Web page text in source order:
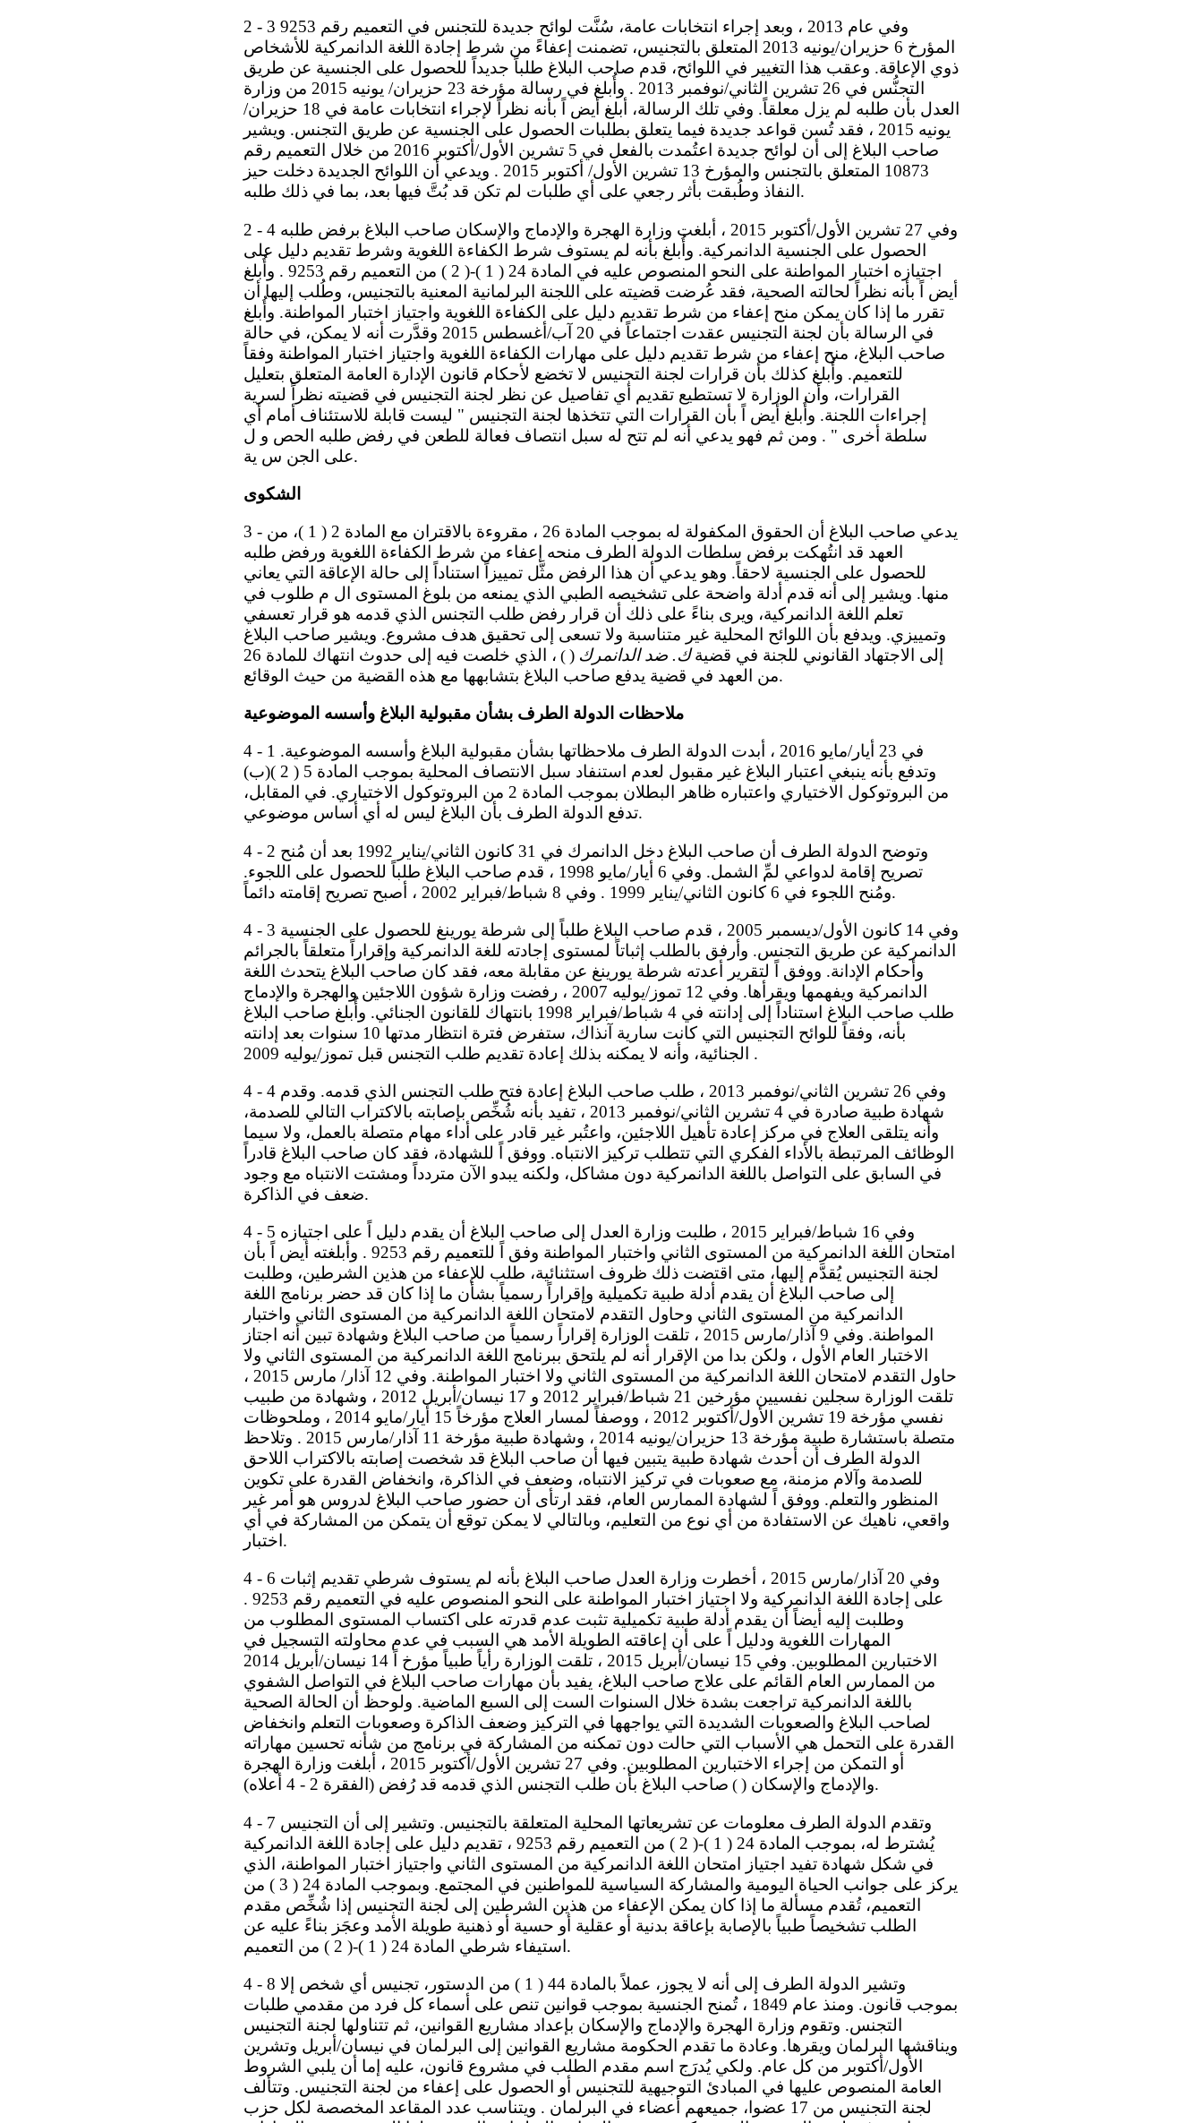
2 - 3 وفي عام 2013 ، وبعد إجراء انتخابات عامة، سُنَّت لوائح جديدة للتجنس في التعميم رقم 9253
المؤرخ 6 حزيران/يونيه 2013 المتعلق بالتجنيس، تضمنت إعفاءً من شرط إجادة اللغة الدانمركية للأشخاص
ذوي الإعاقة. وعقب هذا التغيير في اللوائح، قدم صاحب البلاغ طلباً جديداً للحصول على الجنسية عن طريق
التجنُّس في 26 تشرين الثاني/نوفمبر 2013 . وأُبلغ في رسالة مؤرخة 23 حزيران/ يونيه 2015 من وزارة
العدل بأن طلبه لم يزل معلقاً. وفي تلك الرسالة، أبلغ أيض اً بأنه نظراً لإجراء انتخابات عامة في 18 حزيران/
يونيه 2015 ، فقد تُسن قواعد جديدة فيما يتعلق بطلبات الحصول على الجنسية عن طريق التجنس. ويشير
صاحب البلاغ إلى أن لوائح جديدة اعتُمدت بالفعل في 5 تشرين الأول/أكتوبر 2016 من خلال التعميم رقم
10873 المتعلق بالتجنس والمؤرخ 13 تشرين الأول/ أكتوبر 2015 . ويدعي أن اللوائح الجديدة دخلت حيز
النفاذ وطُبقت بأثر رجعي على أي طلبات لم تكن قد بُتَّ فيها بعد، بما في ذلك طلبه.
2 - 4 وفي 27 تشرين الأول/أكتوبر 2015 ، أبلغت وزارة الهجرة والإدماج والإسكان صاحب البلاغ برفض طلبه
الحصول على الجنسية الدانمركية. وأُبلغ بأنه لم يستوف شرط الكفاءة اللغوية وشرط تقديم دليل على
اجتيازه اختبار المواطنة على النحو المنصوص عليه في المادة 24 ( 1 )-( 2 ) من التعميم رقم 9253 . وأُبلغ
أيض اً بأنه نظراً لحالته الصحية، فقد عُرضت قضيته على اللجنة البرلمانية المعنية بالتجنيس، وطُلب إليها أن
تقرر ما إذا كان يمكن منح إعفاء من شرط تقديم دليل على الكفاءة اللغوية واجتياز اختبار المواطنة. وأُبلغ
في الرسالة بأن لجنة التجنيس عقدت اجتماعاً في 20 آب/أغسطس 2015 وقدَّرت أنه لا يمكن، في حالة
صاحب البلاغ، منح إعفاء من شرط تقديم دليل على مهارات الكفاءة اللغوية واجتياز اختبار المواطنة وفقاً
للتعميم. وأُبلغ كذلك بأن قرارات لجنة التجنيس لا تخضع لأحكام قانون الإدارة العامة المتعلق بتعليل
القرارات، وأن الوزارة لا تستطيع تقديم أي تفاصيل عن نظر لجنة التجنيس في قضيته نظراً لسرية
إجراءات اللجنة. وأُبلغ أيض اً بأن القرارات التي تتخذها لجنة التجنيس " ليست قابلة للاستئناف أمام أي
سلطة أخرى " . ومن ثم فهو يدعي أنه لم تتح له سبل انتصاف فعالة للطعن في رفض طلبه الحص و ل
على الجن س ية.
الشكوى
3 - يدعي صاحب البلاغ أن الحقوق المكفولة له بموجب المادة 26 ، مقروءة بالاقتران مع المادة 2 ( 1 )، من
العهد قد انتُهكت برفض سلطات الدولة الطرف منحه إعفاء من شرط الكفاءة اللغوية ورفض طلبه
للحصول على الجنسية لاحقاً. وهو يدعي أن هذا الرفض مثَّل تمييزاً استناداً إلى حالة الإعاقة التي يعاني
منها. ويشير إلى أنه قدم أدلة واضحة على تشخيصه الطبي الذي يمنعه من بلوغ المستوى ال م طلوب في
تعلم اللغة الدانمركية، ويرى بناءً على ذلك أن قرار رفض طلب التجنس الذي قدمه هو قرار تعسفي
وتمييزي. ويدفع بأن اللوائح المحلية غير متناسبة ولا تسعى إلى تحقيق هدف مشروع. ويشير صاحب البلاغ
إلى الاجتهاد القانوني للجنة في قضية ك. ضد الدانمرك (
)
، الذي خلصت فيه إلى حدوث انتهاك للمادة 26
من العهد في قضية يدفع صاحب البلاغ بتشابهها مع هذه القضية من حيث الوقائع.
ملاحظات الدولة الطرف بشأن مقبولية البلاغ وأسسه الموضوعية
4 - 1 في 23 أيار/مايو 2016 ، أبدت الدولة الطرف ملاحظاتها بشأن مقبولية البلاغ وأسسه الموضوعية.
وتدفع بأنه ينبغي اعتبار البلاغ غير مقبول لعدم استنفاد سبل الانتصاف المحلية بموجب المادة 5 ( 2 )(ب)
من البروتوكول الاختياري واعتباره ظاهر البطلان بموجب المادة 2 من البروتوكول الاختياري. في المقابل،
تدفع الدولة الطرف بأن البلاغ ليس له أي أساس موضوعي.
4 - 2 وتوضح الدولة الطرف أن صاحب البلاغ دخل الدانمرك في 31 كانون الثاني/يناير 1992 بعد أن مُنح
تصريح إقامة لدواعي لمِّ الشمل. وفي 6 أيار/مايو 1998 ، قدم صاحب البلاغ طلباً للحصول على اللجوء.
ومُنح اللجوء في 6 كانون الثاني/يناير 1999 . وفي 8 شباط/فبراير 2002 ، أصبح تصريح إقامته دائماً.
4 - 3 وفي 14 كانون الأول/ديسمبر 2005 ، قدم صاحب البلاغ طلباً إلى شرطة يورينغ للحصول على الجنسية
الدانمركية عن طريق التجنس. وأرفق بالطلب إثباتاً لمستوى إجادته للغة الدانمركية وإقراراً متعلقاً بالجرائم
وأحكام الإدانة. ووفق اً لتقرير أعدته شرطة يورينغ عن مقابلة معه، فقد كان صاحب البلاغ يتحدث اللغة
الدانمركية ويفهمها ويقرأها. وفي 12 تموز/يوليه 2007 ، رفضت وزارة شؤون اللاجئين والهجرة والإدماج
طلب صاحب البلاغ استناداً إلى إدانته في 4 شباط/فبراير 1998 بانتهاك للقانون الجنائي. وأُبلغ صاحب البلاغ
بأنه، وفقاً للوائح التجنيس التي كانت سارية آنذاك، ستفرض فترة انتظار مدتها 10 سنوات بعد إدانته
الجنائية، وأنه لا يمكنه بذلك إعادة تقديم طلب التجنس قبل تموز/يوليه 2009 .
4 - 4 وفي 26 تشرين الثاني/نوفمبر 2013 ، طلب صاحب البلاغ إعادة فتح طلب التجنس الذي قدمه. وقدم
شهادة طبية صادرة في 4 تشرين الثاني/نوفمبر 2013 ، تفيد بأنه شُخِّص بإصابته بالاكتراب التالي للصدمة،
وأنه يتلقى العلاج في مركز إعادة تأهيل اللاجئين، واعتُبر غير قادر على أداء مهام متصلة بالعمل، ولا سيما
الوظائف المرتبطة بالأداء الفكري التي تتطلب تركيز الانتباه. ووفق اً للشهادة، فقد كان صاحب البلاغ قادراً
في السابق على التواصل باللغة الدانمركية دون مشاكل، ولكنه يبدو الآن متردداً ومشتت الانتباه مع وجود
ضعف في الذاكرة.
4 - 5 وفي 16 شباط/فبراير 2015 ، طلبت وزارة العدل إلى صاحب البلاغ أن يقدم دليل اً على اجتيازه
امتحان اللغة الدانمركية من المستوى الثاني واختبار المواطنة وفق اً للتعميم رقم 9253 . وأبلغته أيض اً بأن
لجنة التجنيس يُقدَّم إليها، متى اقتضت ذلك ظروف استثنائية، طلب للإعفاء من هذين الشرطين، وطلبت
إلى صاحب البلاغ أن يقدم أدلة طبية تكميلية وإقراراً رسمياً بشأن ما إذا كان قد حضر برنامج اللغة
الدانمركية من المستوى الثاني وحاول التقدم لامتحان اللغة الدانمركية من المستوى الثاني واختبار
المواطنة. وفي 9 آذار/مارس 2015 ، تلقت الوزارة إقراراً رسمياً من صاحب البلاغ وشهادة تبين أنه اجتاز
الاختبار العام الأول ، ولكن بدا من الإقرار أنه لم يلتحق ببرنامج اللغة الدانمركية من المستوى الثاني ولا
حاول التقدم لامتحان اللغة الدانمركية من المستوى الثاني ولا اختبار المواطنة. وفي 12 آذار/ مارس 2015 ،
تلقت الوزارة سجلين نفسيين مؤرخين 21 شباط/فبراير 2012 و 17 نيسان/أبريل 2012 ، وشهادة من طبيب
نفسي مؤرخة 19 تشرين الأول/أكتوبر 2012 ، ووصفاً لمسار العلاج مؤرخاً 15 أيار/مايو 2014 ، وملحوظات
متصلة باستشارة طبية مؤرخة 13 حزيران/يونيه 2014 ، وشهادة طبية مؤرخة 11 آذار/مارس 2015 . وتلاحظ
الدولة الطرف أن أحدث شهادة طبية يتبين فيها أن صاحب البلاغ قد شخصت إصابته بالاكتراب اللاحق
للصدمة وآلام مزمنة، مع صعوبات في تركيز الانتباه، وضعف في الذاكرة، وانخفاض القدرة على تكوين
المنظور والتعلم. ووفق اً لشهادة الممارس العام، فقد ارتأى أن حضور صاحب البلاغ لدروس هو أمر غير
واقعي، ناهيك عن الاستفادة من أي نوع من التعليم، وبالتالي لا يمكن توقع أن يتمكن من المشاركة في أي
اختبار.
4 - 6 وفي 20 آذار/مارس 2015 ، أخطرت وزارة العدل صاحب البلاغ بأنه لم يستوف شرطي تقديم إثبات
على إجادة اللغة الدانمركية ولا اجتياز اختبار المواطنة على النحو المنصوص عليه في التعميم رقم 9253 .
وطلبت إليه أيضاً أن يقدم أدلة طبية تكميلية تثبت عدم قدرته على اكتساب المستوى المطلوب من
المهارات اللغوية ودليل اً على أن إعاقته الطويلة الأمد هي السبب في عدم محاولته التسجيل في
الاختبارين المطلوبين. وفي 15 نيسان/أبريل 2015 ، تلقت الوزارة رأياً طبياً مؤرخ اً 14 نيسان/أبريل 2014
من الممارس العام القائم على علاج صاحب البلاغ، يفيد بأن مهارات صاحب البلاغ في التواصل الشفوي
باللغة الدانمركية تراجعت بشدة خلال السنوات الست إلى السبع الماضية. ولوحظ أن الحالة الصحية
لصاحب البلاغ والصعوبات الشديدة التي يواجهها في التركيز وضعف الذاكرة وصعوبات التعلم وانخفاض
القدرة على التحمل هي الأسباب التي حالت دون تمكنه من المشاركة في برنامج من شأنه تحسين مهاراته
أو التمكن من إجراء الاختبارين المطلوبين. وفي 27 تشرين الأول/أكتوبر 2015 ، أبلغت وزارة الهجرة
والإدماج والإسكان ( ) صاحب البلاغ بأن طلب التجنس الذي قدمه قد رُفض (الفقرة 2 - 4 أعلاه).
4 - 7 وتقدم الدولة الطرف معلومات عن تشريعاتها المحلية المتعلقة بالتجنيس. وتشير إلى أن التجنيس
يُشترط له، بموجب المادة 24 ( 1 )-( 2 ) من التعميم رقم 9253 ، تقديم دليل على إجادة اللغة الدانمركية
في شكل شهادة تفيد اجتياز امتحان اللغة الدانمركية من المستوى الثاني واجتياز اختبار المواطنة، الذي
يركز على جوانب الحياة اليومية والمشاركة السياسية للمواطنين في المجتمع. وبموجب المادة 24 ( 3 ) من
التعميم، تُقدم مسألة ما إذا كان يمكن الإعفاء من هذين الشرطين إلى لجنة التجنيس إذا شُخِّص مقدم
الطلب تشخيصاً طبياً بالإصابة بإعاقة بدنية أو عقلية أو حسية أو ذهنية طويلة الأمد وعجَز بناءً عليه عن
استيفاء شرطي المادة 24 ( 1 )-( 2 ) من التعميم.
4 - 8 وتشير الدولة الطرف إلى أنه لا يجوز، عملاً بالمادة 44 ( 1 ) من الدستور، تجنيس أي شخص إلا
بموجب قانون. ومنذ عام 1849 ، تُمنح الجنسية بموجب قوانين تنص على أسماء كل فرد من مقدمي طلبات
التجنس. وتقوم وزارة الهجرة والإدماج والإسكان بإعداد مشاريع القوانين، ثم تتناولها لجنة التجنيس
ويناقشها البرلمان ويقرها. وعادة ما تقدم الحكومة مشاريع القوانين إلى البرلمان في نيسان/أبريل وتشرين
الأول/أكتوبر من كل عام. ولكي يُدرَج اسم مقدم الطلب في مشروع قانون، عليه إما أن يلبي الشروط
العامة المنصوص عليها في المبادئ التوجيهية للتجنيس أو الحصول على إعفاء من لجنة التجنيس. وتتألف
لجنة التجنيس من 17 عضوا، جميعهم أعضاء في البرلمان . ويتناسب عدد المقاعد المخصصة لكل حزب